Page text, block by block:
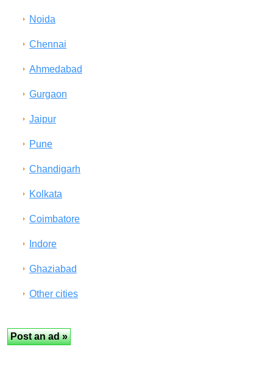
Noida
Chennai
Ahmedabad
Gurgaon
Jaipur
Pune
Chandigarh
Kolkata
Coimbatore
Indore
Ghaziabad
Other cities